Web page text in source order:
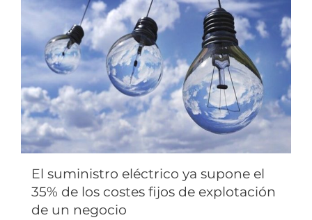
El suministro eléctrico ya supone el
35% de los costes fijos de explotación
de un negocio